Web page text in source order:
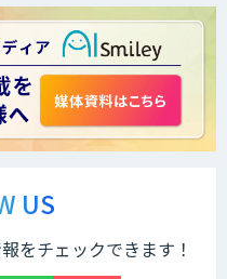
US
をチェックできます！